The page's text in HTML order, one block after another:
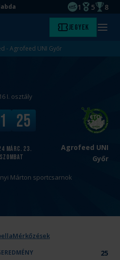
EHF
1
Magyar
5 8
Jegyek Menü
- Agrofeed UNI Győr
I. osztály
Agrofeed UNI
Győr
márc. 23.
szombat
V
é
e
r
e
é
y
:
25
Márton sportcsarnok
Mérkőzések
25